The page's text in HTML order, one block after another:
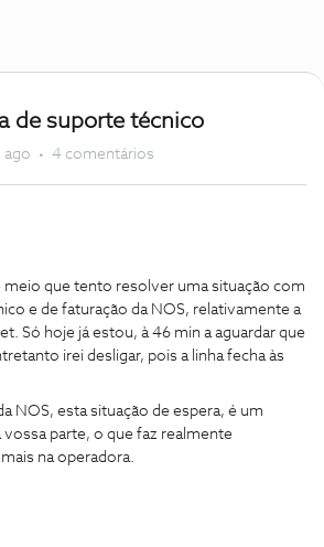
de suporte técnico
ago 4 comentários
meio que tento resolver uma situação com
e de faturação da NOS, relativamente a
Só hoje já estou, à 46 min a aguardar que
irei desligar, pois a linha fecha às
NOS, esta situação de espera, é um
parte, o que faz realmente
na operadora.